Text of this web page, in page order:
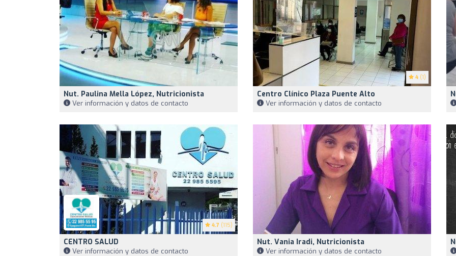
Nut. Paulina Mella López, Nutricionista
Ver información y datos de contacto
4 (1)
Centro Clínico Plaza Puente Alto
Ver información y datos de contacto
4.7 (115)
CENTRO SALUD
Ver información y datos de contacto
Nut. Vania Iradi, Nutricionista
Ver información y datos de contacto